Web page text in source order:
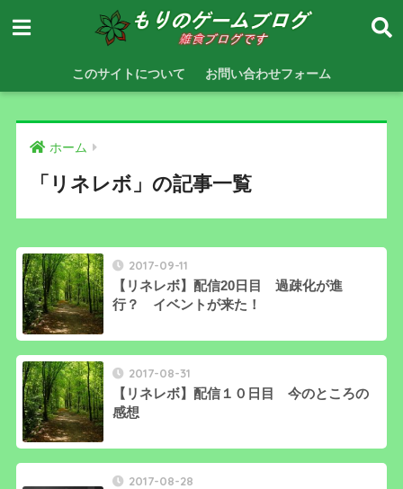
このサイトについて お問い合わせフォーム
ホーム
「リネレボ」の記事一覧
2017-09-11
【リネレボ】配信20日目 過疎化が進
行？ イベントが来た！
2017-08-31
【リネレボ】配信１０日目 今のところの
感想
2017-08-28